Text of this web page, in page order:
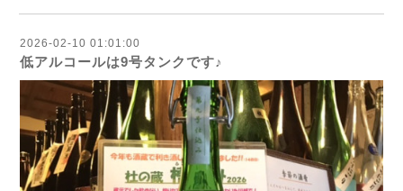
2026-02-10 01:01:00
低アルコールは9号タンクです♪